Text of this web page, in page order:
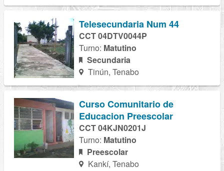
Telesecundaria Num 44
CCT 04DTV0044P
Turno: Matutino
Secundaria
Tinún, Tenabo
Curso Comunitario de
Educacion Preescolar
CCT 04KJN0201J
Turno: Matutino
Preescolar
Kankí, Tenabo